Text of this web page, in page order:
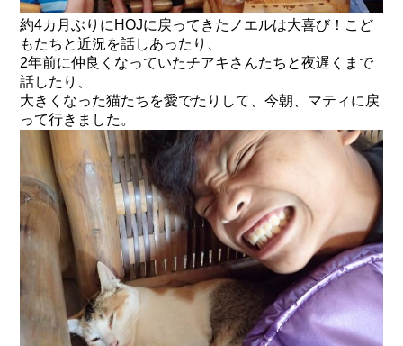
約4カ月ぶりにHOJに戻ってきたノエルは大喜び！こど
もたちと近況を話しあったり、
2年前に仲良くなっていたチアキさんたちと夜遅くまで
話したり、
大きくなった猫たちを愛でたりして、今朝、マティに戻
って行きました。